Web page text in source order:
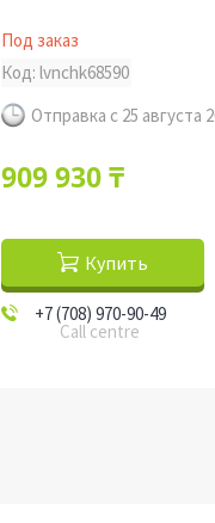
Под заказ
Код:lvnchk68590
Отправка с 25 августа
909 930 ₸
Купить
+7 (708) 970-90-49
Call centre